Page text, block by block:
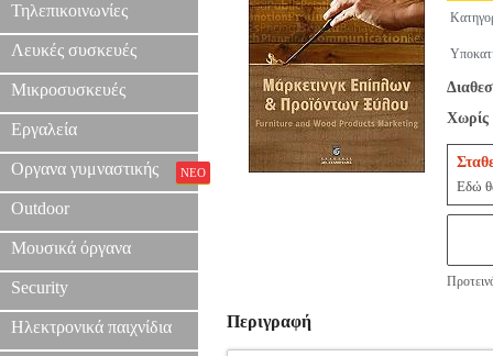
Τηλεπικοινωνίες
Λευκές συσκευές
Μικροσυσκευές
Εργαλεία
Οργανα γυμναστικής ΝΕΟ
Outdoor
Μουσικά όργανα
Security
Ηλεκτρονικά παιχνίδια
Χωρίς
Εδώ
Περιγραφή